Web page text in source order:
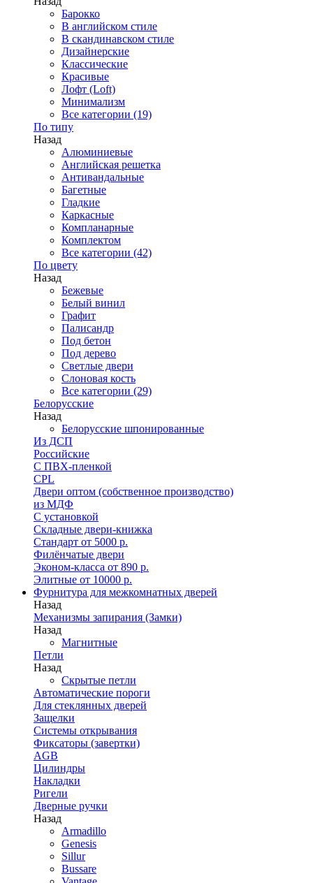
Барокко
В английском стиле
В скандинавском стиле
Дизайнерские
Классические
Красивые
Лофт (Loft)
Минимализм
Все категории (19)
По типу
Назад
Алюминиевые
Английская решетка
Антивандальные
Багетные
Гладкие
Каркасные
Компланарные
Комплектом
Все категории (42)
По цвету
Назад
Бежевые
Белый винил
Графит
Палисандр
Под бетон
Под дерево
Светлые двери
Слоновая кость
Все категории (29)
Белорусские
Назад
Белорусские шпонированные
Из ДСП
Российские
C ПВХ-пленкой
CPL
Двери оптом (собственное производство)
из МДФ
С установкой
Складные двери-книжка
Стандарт от 5000 р.
Филёнчатые двери
Эконом-класса от 890 р.
Элитные от 10000 р.
Фурнитура для межкомнатных дверей
Назад
Механизмы запирания (Замки)
Назад
Магнитные
Петли
Назад
Скрытые петли
Автоматические пороги
Для стеклянных дверей
Защелки
Системы открывания
Фиксаторы (завертки)
AGB
Цилиндры
Накладки
Ригели
Дверные ручки
Назад
Armadillo
Genesis
Sillur
Bussare